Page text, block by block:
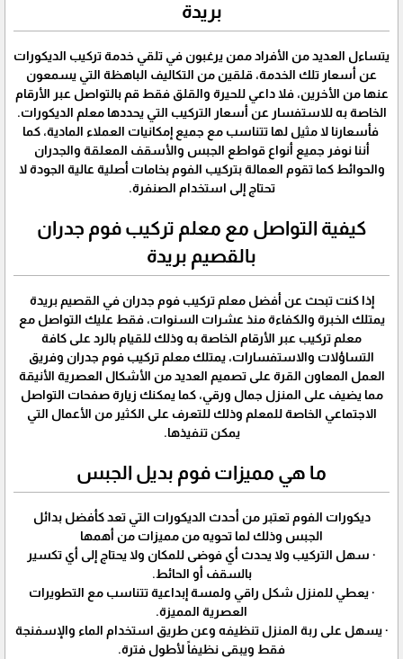
بريدة
يتساءل العديد من الأفراد ممن يرغبون في تلقي خدمة تركيب الديكورات
عن أسعار تلك الخدمة، قلقين من التكاليف الباهظة التي يسمعون
عنها من الأخرين، فلا داعي للحيرة والقلق فقط قم بالتواصل عبر الأرقام
الخاصة به للاستفسار عن أسعار التركيب التي يحددها معلم الديكورات.
فأسعارنا لا مثيل لها تتناسب مع جميع إمكانيات العملاء المادية، كما
أننا نوفر جميع أنواع قواطع الجبس والأسقف المعلقة والجدران
والحوائط كما تقوم العمالة بتركيب الفوم بخامات أصلية عالية الجودة لا
تحتاج إلى استخدام الصنفرة.
كيفية التواصل مع معلم تركيب فوم جدران
بالقصيم بريدة
إذا كنت تبحث عن أفضل معلم تركيب فوم جدران في القصيم بريدة
يمتلك الخبرة والكفاءة منذ عشرات السنوات، فقط عليك التواصل مع
معلم تركيب عبر الأرقام الخاصة به وذلك للقيام بالرد على كافة
التساؤلات والاستفسارات، يمتلك معلم تركيب فوم جدران وفريق
العمل المعاون القرة على تصميم العديد من الأشكال العصرية الأنيقة
مما يضيف على المنزل جمال ورقي، كما يمكنك زيارة صفحات التواصل
الاجتماعي الخاصة للمعلم وذلك للتعرف على الكثير من الأعمال التي
يمكن تنفيذها.
ما هي مميزات فوم بديل الجبس
ديكورات الفوم تعتبر من أحدث الديكورات التي تعد كأفضل بدائل
الجبس وذلك لما تحويه من مميزات من أهمها
· سهل التركيب ولا يحدث أي فوضى للمكان ولا يحتاج إلى أي تكسير
بالسقف أو الحائط.
· يعطي للمنزل شكل راقي ولمسة إبداعية تتناسب مع التطويرات
العصرية المميزة.
· يسهل على ربة المنزل تنظيفه وعن طريق استخدام الماء والإسفنجة
فقط ويبقى نظيفاً لأطول فترة.